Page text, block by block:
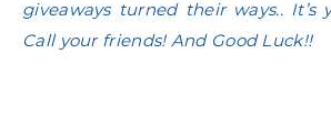
giveaways turned their ways..
Call your friends! And Good Luck!!